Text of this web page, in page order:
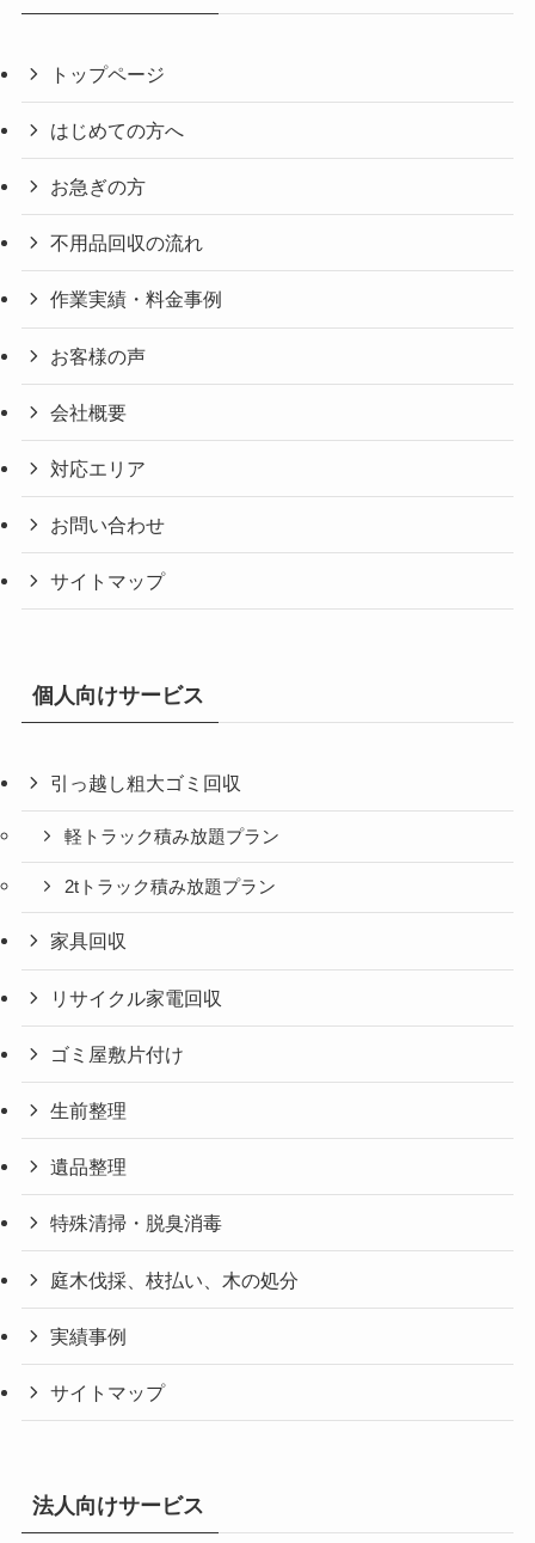
トップページ
はじめての方へ
お急ぎの方
不用品回収の流れ
作業実績・料金事例
お客様の声
会社概要
対応エリア
お問い合わせ
サイトマップ
個人向けサービス
引っ越し粗大ゴミ回収
軽トラック積み放題プラン
2tトラック積み放題プラン
家具回収
リサイクル家電回収
ゴミ屋敷片付け
生前整理
遺品整理
特殊清掃・脱臭消毒
庭木伐採、枝払い、木の処分
実績事例
サイトマップ
法人向けサービス